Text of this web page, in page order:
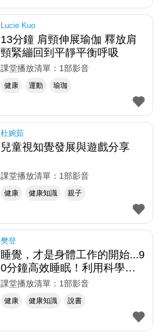
Lucie Kuo
13分鐘 肩頸伸展瑜伽 釋放肩
頸緊繃回到平靜平衡呼吸
課堂播放清單：1部影音
健康 運動 瑜珈
杜婉茹
兒童視知覺發展與遊戲分享
課堂播放清單：1部影音
健康 健康知識 親子
樊登
睡覺，才是身體工作的開始...9
0分鐘高效睡眠！利用科學原
理馬上入睡
課堂播放清單：1部影音
健康 健康知識 說書